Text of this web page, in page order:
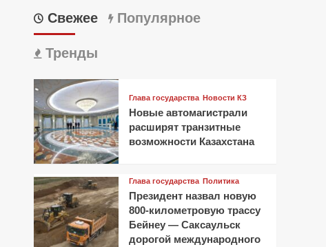
Свежее Популярное
Тренды
Глава государства Новости КЗ
Новые автомагистрали
расширят транзитные
возможности Казахстана
Глава государства Политика
Президент назвал новую
800-километровую трассу
Бейнеу — Саксаульск
дорогой международного